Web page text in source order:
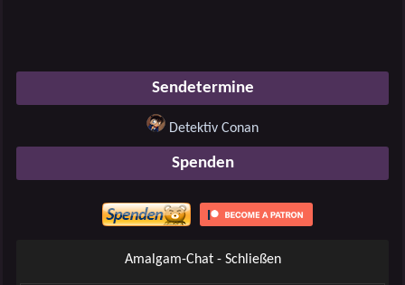
Sendetermine
Detektiv Conan
Spenden
Amalgam-Chat - Schließen